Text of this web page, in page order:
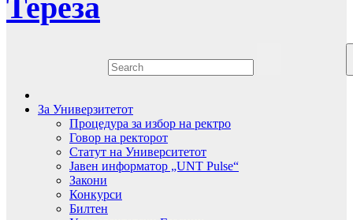
Тереза
За Универзитетот
Процедура за избор на ректро
Говор на ректорот
Статут на Университетот
Јавен информатор „UNT Pulse“
Закони
Конкурси
Билтен